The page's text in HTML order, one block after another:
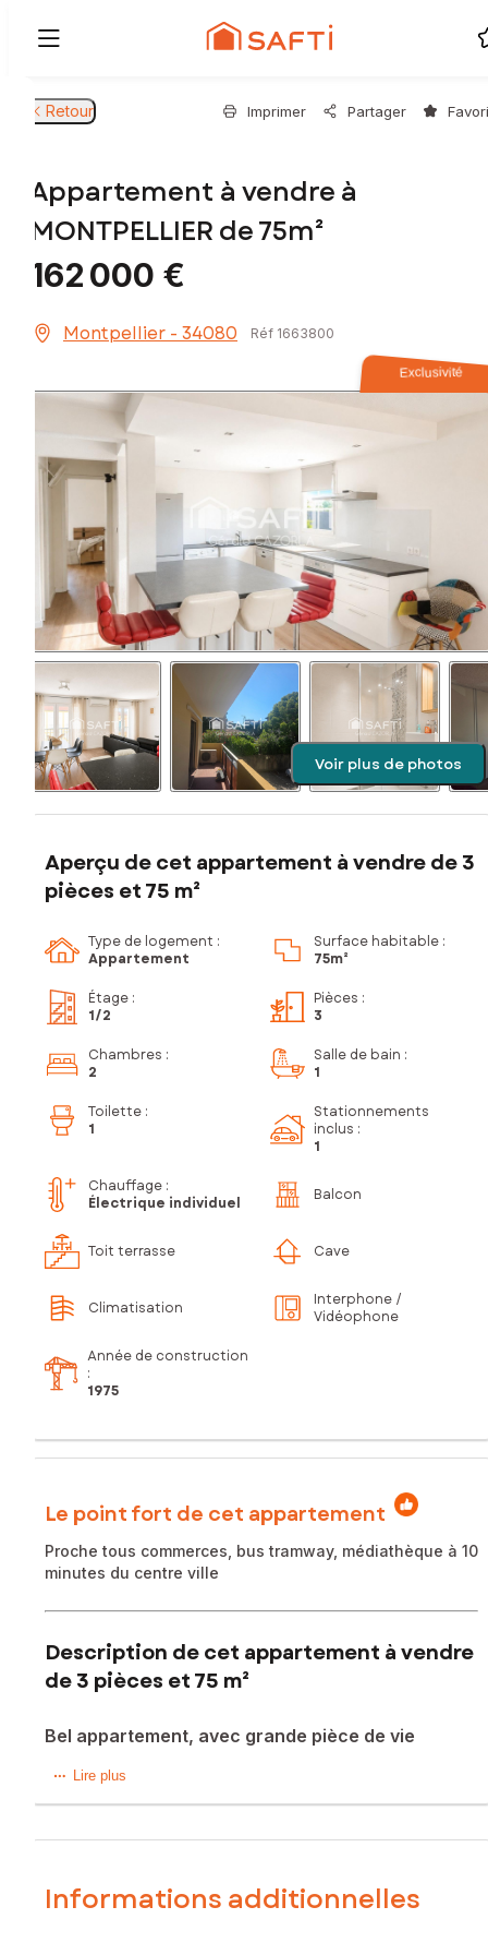
Retour Imprimer Partager
Appartement à vendre à
MONTPELLIER de 75m²
162 000 €
Montpellier - 34080 Réf 1663800
Exclusivité
Voir plus de photos
Aperçu de cet appartement à vendre de 3
pièces et 75 m²
Type de logement :
Appartement
Surface habitable :
75m²
Étage :
1/2
Pièces :
3
Chambres :
2
Salle de bain :
1
Toilette :
1
Stationnements
inclus :
1
Chauffage :
Électrique individuel
Balcon
Toit terrasse Cave
Climatisation
Interphone /
Vidéophone
Année de construction
:
1975
Le point fort de cet appartement
Proche tous commerces, bus tramway, médiathèque à 10
minutes du centre ville
Description de cet appartement à vendre
de 3 pièces et 75 m²
Bel appartement, avec grande pièce de vie
Dans une petite copropriété, au premier étage, proche tous
propose ce bel appartement type 3, qui propose une
pièce de vie est de 47 m²) , ce logement dispose aussi de
deux grandes chambre, d'une belle salle d'eau avec
Lire plus
Informations additionnelles